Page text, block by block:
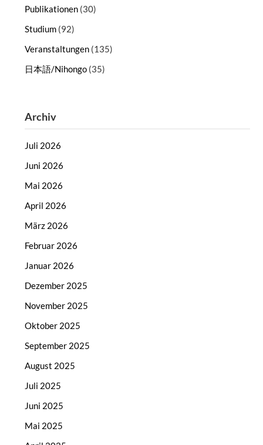
Publikationen (30)
Studium (92)
Veranstaltungen (135)
日本語/Nihongo (35)
Archiv
Juli 2026
Juni 2026
Mai 2026
April 2026
März 2026
Februar 2026
Januar 2026
Dezember 2025
November 2025
Oktober 2025
September 2025
August 2025
Juli 2025
Juni 2025
Mai 2025